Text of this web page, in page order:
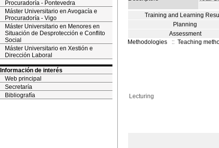
Procuradoría - Pontevedra
Máster Universitario en Avogacía e
Procuradoría - Vigo
Máster Universitario en Menores en
Situación de Desprotección e Conflito
Social
Máster Universitario en Xestión e
Dirección Laboral
Información de interés
Web principal
Secretaría
Bibliografía
Training and Learning
Planning
Assessment
Methodologies
:: Teaching
Lecturing